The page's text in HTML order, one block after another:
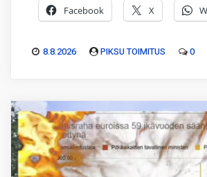
Facebook X
8.8.2026 PIKSU TOIMITUS 0